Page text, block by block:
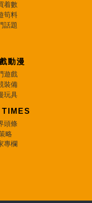
着數
筍料
話題
動漫
遊戲
裝備
玩具
TIMES
頭條
略
專欄